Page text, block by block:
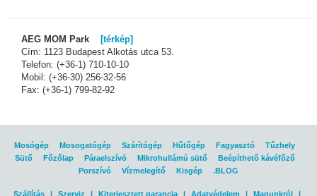
AEG MOM Park [térkép]
Cím: 1123 Budapest Alkotás utca 53.
Telefon: (+36-1) 710-10-10
Mobil: (+36-30) 256-32-56
Fax: (+36-1) 799-82-92
Mosógép Mosogatógép Szárítógép Hűtőgép Fagyasztó
Tűzhely
Sütő
Főzőlap Páraelszívó Mikrohullámú sütő
Beépíthető kávéfőző
Porszívó
Vízmelegítő Kisgép .BLOG
Szállítás | Szerviz | Kiterjesztett garancia | Adatvédelem | Magunkról |